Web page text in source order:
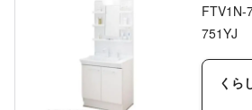
FTV1N-
751YJ
くら